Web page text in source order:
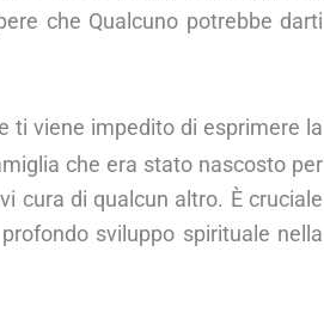
che Qualcuno potrebbe darti
ti viene impedito di esprimere la
che era stato nascosto per
cura di qualcun altro. È cruciale
sviluppo spirituale nella